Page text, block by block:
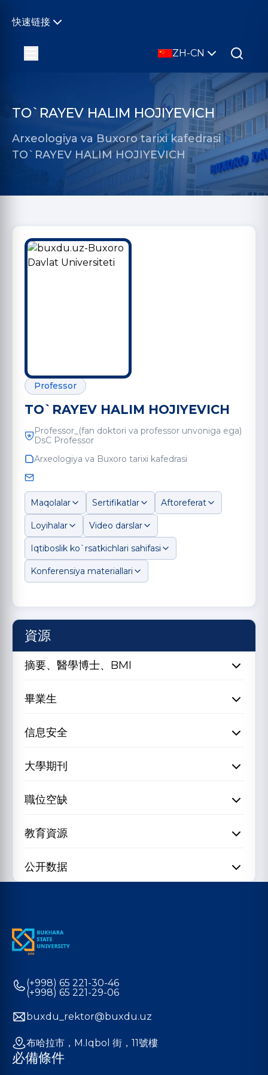
快速链接
ZH-CN
TO`RAYEV HALIM HOJIYEVICH
Arxeologiya va Buxoro tarixi kafedrasi
TO`RAYEV HALIM HOJIYEVICH
Professor
TO`RAYEV HALIM HOJIYEVICH
Professor_(fan doktori va professor unvoniga ega)
DsC Professor
Arxeologiya va Buxoro tarixi kafedrasi
Maqolalar Sertifikatlar Aftoreferat
Loyihalar Video darslar
Iqtiboslik ko`rsatkichlari sahifasi
Konferensiya materiallari
資源
摘要、醫學博士、BMI
畢業生
信息安全
大學期刊
職位空缺
教育資源
公开数据
(+998) 65 221-30-46
(+998) 65 221-29-06
buxdu_rektor@buxdu.uz
布哈拉市，M.Iqbol 街，11號樓
必備條件